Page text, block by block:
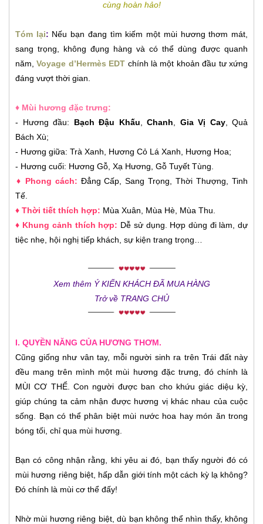
cùng hoàn hảo!
Tóm lại: Nếu bạn đang tìm kiếm một mùi hương thơm mát,
sang trọng, không đụng hàng và có thể dùng được quanh
năm,Voyage d’Hermès EDT chính là một khoản đầu tư xứng
đáng vượt thời gian.
♦ Mùi hương đặc trưng:
-
Hương đầu: Bạch Đậu Khấu Chanh Gia Vị Cay, Quả
Bách Xù;
- Hương giữa: Trà Xanh, Hương Cỏ Lá Xanh, Hương Hoa;
- Hương cuối: Hương Gỗ, Xạ Hương, Gỗ Tuyết Tùng.
♦ Phong cách: Đẳng Cấp, Sang Trọng, Thời Thượng, Tinh
Tế.
♦ Thời tiết thích hợp: Mùa Xuân, Mùa Hè, Mùa Thu.
♦ Khung cảnh thích hợp: Dễ sử dụng. Hợp dùng đi làm, dự
tiệc nhẹ, hội nghị tiếp khách, sự kiện trang trọng…
Xem thêm Ý KIẾN KHÁCH ĐÃ MUA HÀNG
Trở về TRANG CHỦ
I. QUYỀN NĂNG CỦA HƯƠNG THƠM.
Cũng giống như vân tay, mỗi người sinh ra trên Trái đất này
đều mang trên mình một mùi hương đặc trưng, đó chính là
MÙI CƠ THỂ. Con người được ban cho khứu giác diệu kỳ,
giúp chúng ta cảm nhận được hương vị khác nhau của cuộc
sống. Bạn có thể phân biệt mùi nước hoa hay món ăn trong
bóng tối, chỉ qua mùi hương.
Bạn có công nhận rằng, khi yêu ai đó, bạn thấy người đó có
mùi hương riêng biệt, hấp dẫn giới tính một cách kỳ lạ không?
Đó chính là mùi cơ thể đấy!
Nhờ mùi hương riêng biệt, dù bạn không thể nhìn thấy, không